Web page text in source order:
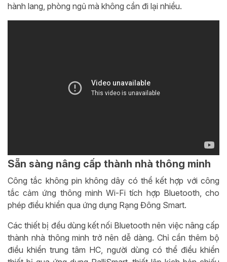
hành lang, phòng ngủ mà không cần đi lại nhiều.
Sẵn sàng nâng cấp thành nhà thông minh
Công tắc không pin không dây có thể kết hợp với công
tắc cảm ứng thông minh Wi-Fi tích hợp Bluetooth, cho
phép điều khiển qua ứng dụng Rạng Đông Smart.
Các thiết bị đều dùng kết nối Bluetooth nên việc nâng cấp
thành nhà thông minh trở nên dễ dàng. Chỉ cần thêm bộ
điều khiển trung tâm HC, người dùng có thể điều khiển